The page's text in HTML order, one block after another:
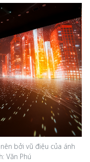
bởi vũ điệu của ánh
Văn Phú